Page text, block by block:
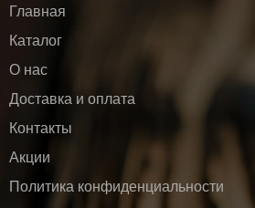
Главная
Каталог
О нас
Доставка и оплата
Контакты
Акции
Политика конфиденциальности